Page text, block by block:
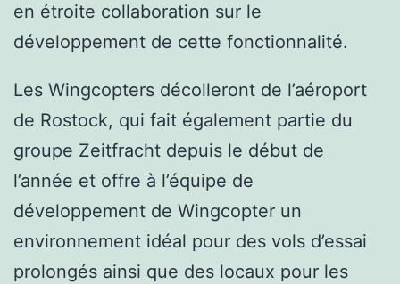
en étroite collaboration sur le
développement de cette fonctionnalité.
Les Wingcopters décolleront de l’aéroport
de Rostock, qui fait également partie du
groupe Zeitfracht depuis le début de
l’année et offre à l’équipe de
développement de Wingcopter un
environnement idéal pour des vols d’essai
prolongés ainsi que des locaux pour les